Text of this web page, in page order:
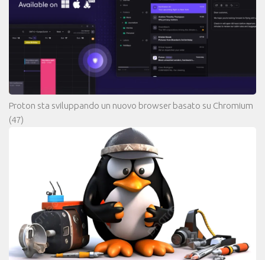
Proton sta sviluppando un nuovo browser basato su Chromium
(47)